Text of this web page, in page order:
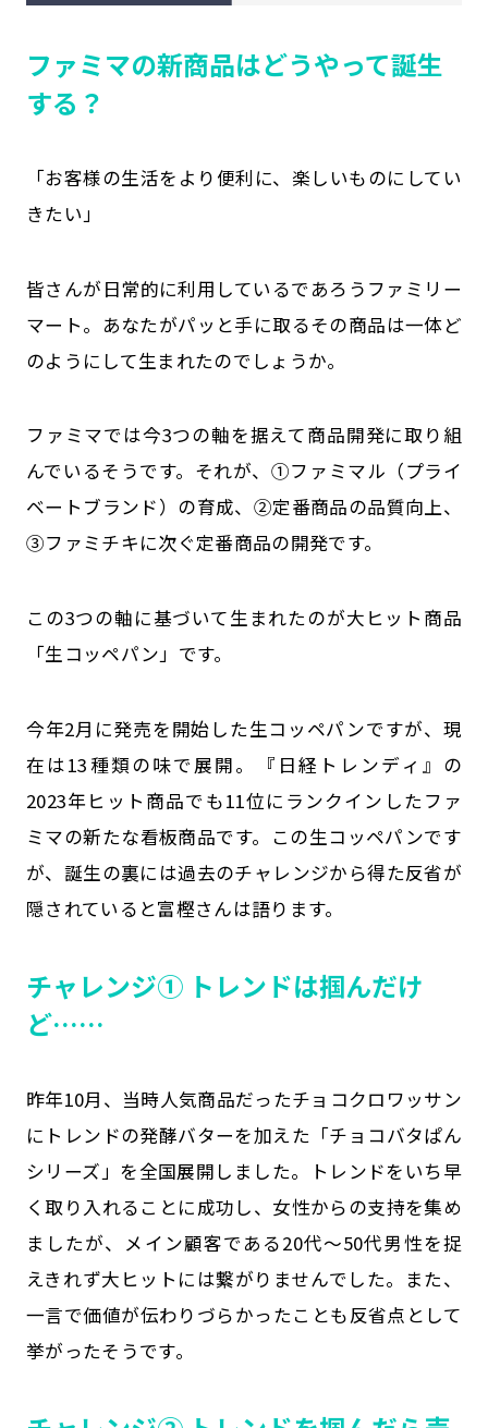
ファミマの新商品はどうやって誕生
する？
「お客様の生活をより便利に、楽しいものにしてい
きたい」
皆さんが日常的に利用しているであろうファミリー
マート。あなたがパッと手に取るその商品は一体ど
のようにして生まれたのでしょうか。
ファミマでは今3つの軸を据えて商品開発に取り組
んでいるそうです。それが、①ファミマル（プライ
ベートブランド）の育成、②定番商品の品質向上、
③ファミチキに次ぐ定番商品の開発です。
この3つの軸に基づいて生まれたのが大ヒット商品
「生コッペパン」です。
今年2月に発売を開始した生コッペパンですが、現
在は13種類の味で展開。『日経トレンディ』の
2023年ヒット商品でも11位にランクインしたファ
ミマの新たな看板商品です。この生コッペパンです
が、誕生の裏には過去のチャレンジから得た反省が
隠されていると富樫さんは語ります。
チャレンジ① トレンドは掴んだけ
ど……
昨年10月、当時人気商品だったチョコクロワッサン
にトレンドの発酵バターを加えた「チョコバタぱん
シリーズ」を全国展開しました。トレンドをいち早
く取り入れることに成功し、女性からの支持を集め
ましたが、メイン顧客である20代～50代男性を捉
えきれず大ヒットには繋がりませんでした。また、
一言で価値が伝わりづらかったことも反省点として
挙がったそうです。